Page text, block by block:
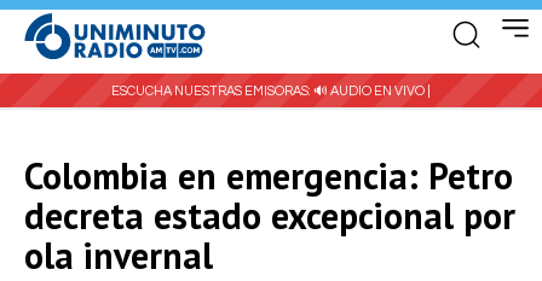
ESCUCHA NUESTRAS EMISORAS: 🔊 AUDIO EN VIVO |
Colombia en emergencia: Petro
decreta estado excepcional por
ola invernal